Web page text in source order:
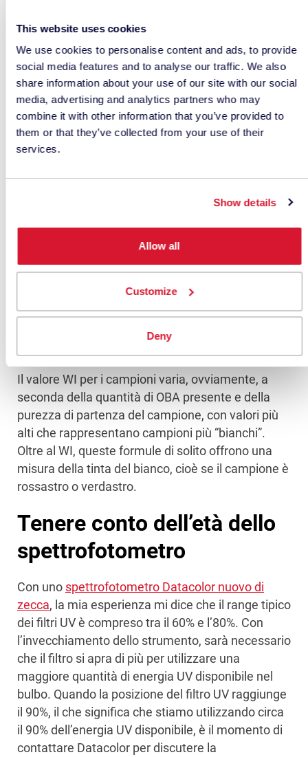
This website uses cookies
We use cookies to personalise content and ads, to provide
social media features and to analyse our traffic. We also
share information about your use of our site with our social
media, advertising and analytics partners who may
combine it with other information that you’ve provided to
them or that they’ve collected from your use of their
services.
Show details
Allow all
Customize
Deny
Che cos’è l’indice di
bianchezza?
Da soli, i dati di riflettanza di un campione bianco
fluorescente non ci danno le informazioni
necessarie per sapere quanto è bianco un
specifico può essere utilizzato per generare un
un numero che rappresenta quanto è bianco quel
sviluppati diversi indici di bianco, tra cui i più
comuni sono il CIE Whiteness Index e il Ganz-
Griesser Whiteness Index. In genere, più un
campione è blu, più alto è l’indice di bianco,
Il valore WI per i campioni varia, ovviamente, a
seconda della quantità di OBA presente e della
purezza di partenza del campione, con valori più
alti che rappresentano campioni più “bianchi”.
Oltre al WI, queste formule di solito offrono una
misura della tinta del bianco, cioè se il campione è
rossastro o verdastro.
Tenere conto dell’età dello
spettrofotometro
Con uno spettrofotometro Datacolor nuovo di
zecca, la mia esperienza mi dice che il range tipico
dei filtri UV è compreso tra il 60% e l’80%. Con
l’invecchiamento dello strumento, sarà necessario
che il filtro si apra di più per utilizzare una
maggiore quantità di energia UV disponibile nel
bulbo. Quando la posizione del filtro UV raggiunge
il 90%, il che significa che stiamo utilizzando circa
il 90% dell’energia UV disponibile, è il momento di
contattare Datacolor per discutere la